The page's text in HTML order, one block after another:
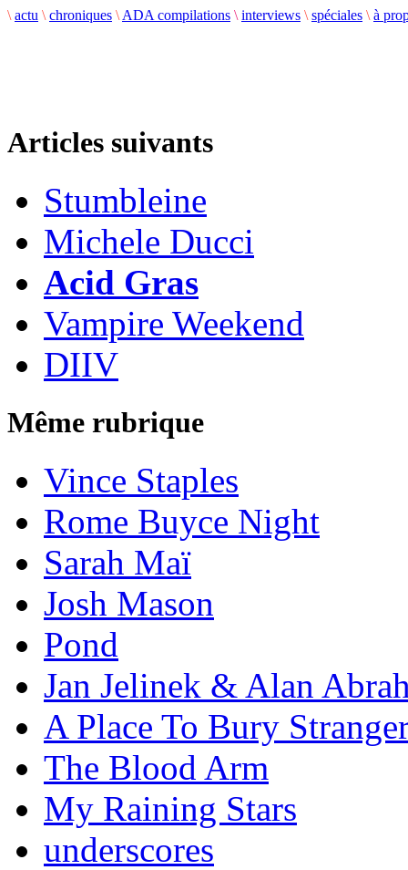
\ actu \ chroniques \ ADA compilations \ interviews \ spéciales \ à
Articles suivants
Stumbleine
Michele Ducci
Acid Gras
Vampire Weekend
DIIV
Même rubrique
Vince Staples
Rome Buyce Night
Sarah Maï
Josh Mason
Pond
Jan Jelinek & Alan
A Place To Bury
The Blood Arm
My Raining Stars
underscores